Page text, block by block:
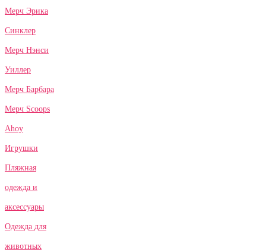
Мерч Эрика
Синклер
Мерч Нэнси
Уиллер
Мерч Барбара
Мерч Scoops
Ahoy
Игрушки
Пляжная
одежда и
аксессуары
Одежда для
животных